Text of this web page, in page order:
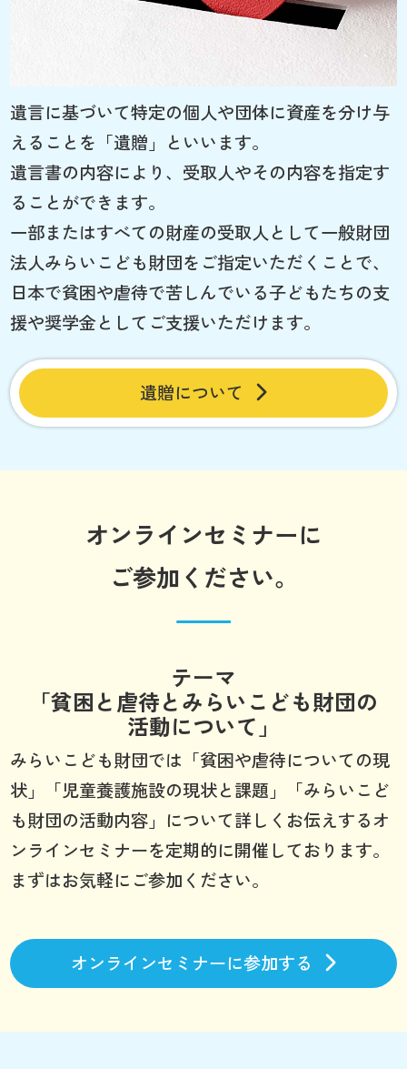
遺言に基づいて特定の個人や団体に資産を分け与
えることを「遺贈」といいます。
遺言書の内容により、受取人やその内容を指定す
ることができます。
一部またはすべての財産の受取人として一般財団
法人みらいこども財団をご指定いただくことで、
日本で貧困や虐待で苦しんでいる子どもたちの支
援や奨学金としてご支援いただけます。
遺贈について
オンラインセミナーに
ご参加ください。
テーマ
「貧困と虐待とみらいこども財団の
活動について」
みらいこども財団では「貧困や虐待についての現
状」「児童養護施設の現状と課題」「みらいこど
も財団の活動内容」について詳しくお伝えするオ
ンラインセミナーを定期的に開催しております。
まずはお気軽にご参加ください。
オンラインセミナーに参加する